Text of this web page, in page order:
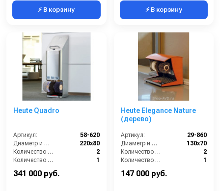
⚡ В корзину ⚡ В корзину
Heute Quadro
Артикул:
58-620
Диаметр и ширина щёток (мм):
220х80
Количество щёток полировки (шт):
2
Количество щёток предварительной очистки (шт):
1
341 000 руб.
Heute Elegance Nature
(дерево)
Артикул:
29-860
Диаметр и ширина щёток (мм):
130х70
Количество щёток полировки (шт):
2
Количество щёток предварительной очистки (шт):
1
147 000 руб.